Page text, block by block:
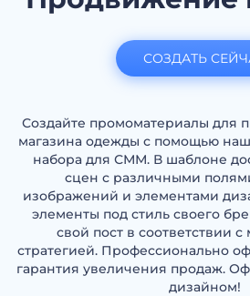
Создайте промоматериалы для
магазина одежды с помощью
набора для СММ. В шаблоне
сцен с различными
изображений и элементами
элементы под стиль своего
свой пост в соответствии
стратегией. Профессионально
гарантия увеличения продаж.
дизайном!
СОЗДАТЬ